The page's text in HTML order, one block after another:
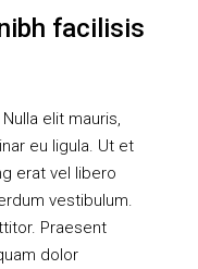
facilisis
elit mauris,
eu ligula. Ut et
erat vel libero
vestibulum.
Praesent
dolor